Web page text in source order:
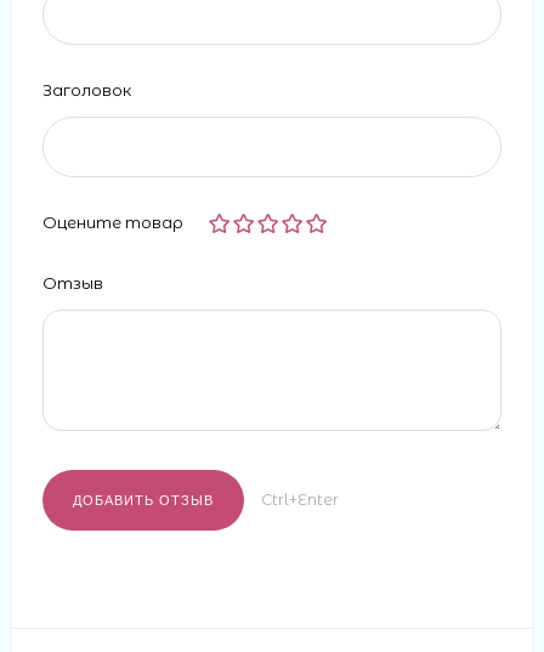
Заголовок
Оцените товар
Отзыв
Ctrl+Enter